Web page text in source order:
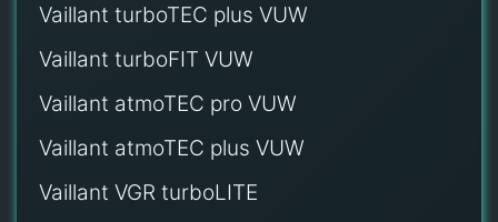
Vaillant turboTEC plus VUW
Vaillant turboFIT VUW
Vaillant atmoTEC pro VUW
Vaillant atmoTEC plus VUW
Vaillant VGR turboLITE